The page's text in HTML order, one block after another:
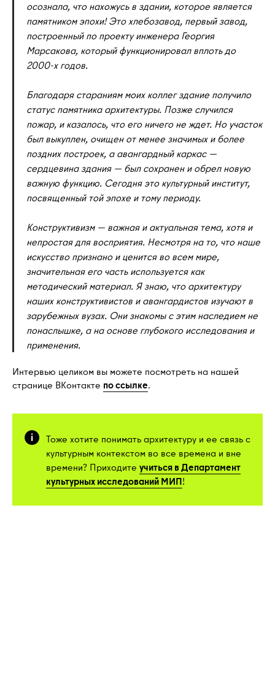
осознала, что нахожусь в здании, которое является
памятником эпохи! Это хлебозавод, первый завод,
построенный по проекту инженера Георгия
Марсакова, который функционировал вплоть до
2000-х годов.
Благодаря стараниям моих коллег здание получило
статус памятника архитектуры. Позже случился
пожар, и казалось, что его ничего не ждет. Но участок
был выкуплен, очищен от менее значимых и более
поздних построек, а авангардный каркас —
сердцевина здания — был сохранен и обрел новую
важную функцию. Сегодня это культурный институт,
посвященный той эпохе и тому периоду.
Конструктивизм — важная и актуальная тема, хотя и
непростая для восприятия. Несмотря на то, что наше
искусство признано и ценится во всем мире,
значительная его часть используется как
методический материал. Я знаю, что архитектуру
наших конструктивистов и авангардистов изучают в
зарубежных вузах. Они знакомы с этим наследием не
понаслышке, а на основе глубокого исследования и
применения.
Интервью целиком вы можете посмотреть на нашей
странице ВКонтакте по ссылке.
Тоже хотите понимать архитектуру и ее связь с
культурным контекстом во все времена и вне
времени? Приходите учиться в Департамент
культурных исследований МИП!